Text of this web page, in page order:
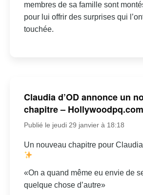
membres de sa famille sont
pour lui offrir des surprises qui
touchée.
Claudia d’OD annonce un
chapitre – Hollywoodpq.com
Publié le jeudi 29 janvier à 18:18
Un nouveau chapitre pour
«On a quand même eu envie de
quelque chose d’autre»